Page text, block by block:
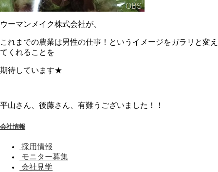
ウーマンメイク株式会社が、
これまでの農業は男性の仕事！というイメージをガラリと変え
てくれることを
期待しています★
平山さん、後藤さん、有難うございました！！
会社情報
採用情報
モニター募集
会社見学